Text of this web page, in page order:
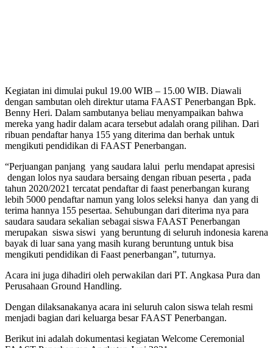
Kegiatan ini dimulai pukul 19.00 WIB – 15.00 WIB. Diawali
dengan sambutan oleh direktur utama FAAST Penerbangan Bpk.
Benny Heri. Dalam sambutanya beliau menyampaikan bahwa
mereka yang hadir dalam acara tersebut adalah orang pilihan. Dari
ribuan pendaftar hanya 155 yang diterima dan berhak untuk
mengikuti pendidikan di FAAST Penerbangan.
“Perjuangan panjang yang saudara lalui perlu mendapat apresisi
dengan lolos nya saudara bersaing dengan ribuan peserta , pada
tahun 2020/2021 tercatat pendaftar di faast penerbangan kurang
lebih 5000 pendaftar namun yang lolos seleksi hanya dan yang di
terima hannya 155 pesertaa. Sehubungan dari diterima nya para
saudara saudara sekalian sebagai siswa FAAST Penerbangan
merupakan siswa siswi yang beruntung di seluruh indonesia karena
bayak di luar sana yang masih kurang beruntung untuk bisa
mengikuti pendidikan di Faast penerbangan”, tuturnya.
Acara ini juga dihadiri oleh perwakilan dari PT. Angkasa Pura dan
Perusahaan Ground Handling.
Dengan dilaksanakanya acara ini seluruh calon siswa telah resmi
menjadi bagian dari keluarga besar FAAST Penerbangan.
Berikut ini adalah dokumentasi kegiatan Welcome Ceremonial